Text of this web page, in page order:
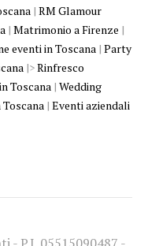
| RM Glamour
| Matrimonio a Firenze |
eventi in Toscana | Party
|>Rinfresco
Toscana | Wedding
| Eventi aziendali